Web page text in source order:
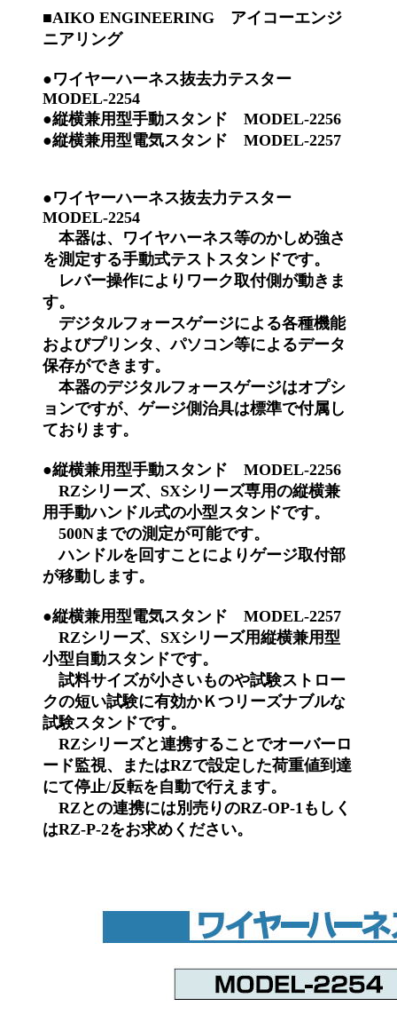
■AIKO ENGINEERING アイコーエンジ
ニアリング
●ワイヤーハーネス抜去力テスター
MODEL-2254
●縦横兼用型手動スタンド MODEL-2256
●縦横兼用型電気スタンド MODEL-2257
●ワイヤーハーネス抜去力テスター
MODEL-2254
本器は、ワイヤハーネス等のかしめ強さ
を測定する手動式テストスタンドです。
レバー操作によりワーク取付側が動きま
す。
デジタルフォースゲージによる各種機能
およびプリンタ、パソコン等によるデータ
保存ができます。
本器のデジタルフォースゲージはオプシ
ョンですが、ゲージ側治具は標準で付属し
ております。
●縦横兼用型手動スタンド MODEL-2256
RZシリーズ、SXシリーズ専用の縦横兼
用手動ハンドル式の小型スタンドです。
500Nまでの測定が可能です。
ハンドルを回すことによりゲージ取付部
が移動します。
●縦横兼用型電気スタンド MODEL-2257
RZシリーズ、SXシリーズ用縦横兼用型
小型自動スタンドです。
試料サイズが小さいものや試験ストロー
クの短い試験に有効かＫつリーズナブルな
試験スタンドです。
RZシリーズと連携することでオーバーロ
ード監視、またはRZで設定した荷重値到達
にて停止/反転を自動で行えます。
RZとの連携には別売りのRZ-OP-1もしく
はRZ-P-2をお求めください。